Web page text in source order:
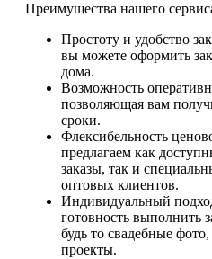
Преимущества нашего
Простоту и удобство
вы можете оформить
дома.
Возможность
позволяющая вам
сроки.
Флексибельность
предлагаем как
заказы, так и
оптовых клиентов.
Индивидуальный
готовность выполнить
будь то свадебные
проекты.